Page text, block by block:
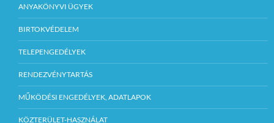
ANYAKÖNYVI ÜGYEK
BIRTOKVÉDELEM
TELEPENGEDÉLYEK
RENDEZVÉNYTARTÁS
MŰKÖDÉSI ENGEDÉLYEK, ADATLAPOK
KÖZTERÜLET-HASZNÁLAT